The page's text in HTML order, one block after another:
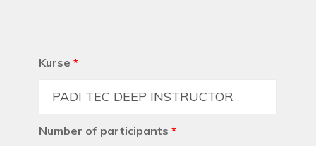
Kurse *
Number of participants *